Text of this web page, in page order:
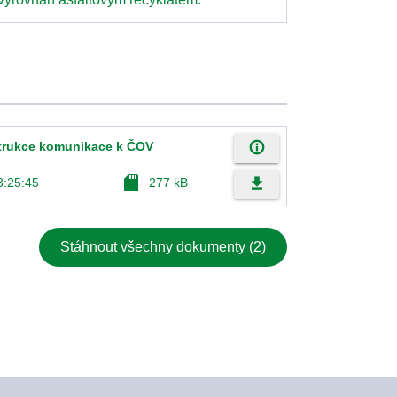
komunikace k ČOV
sd_card 277 kB
info_outline
file_download
Stáhnout všechny dokumenty (2)